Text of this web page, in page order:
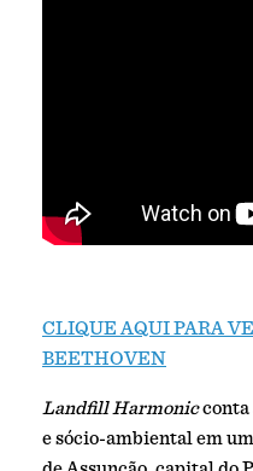
CLIQUE AQUI PARA
BEETHOVEN
Landfill Harmonicconta
e sócio-ambiental em